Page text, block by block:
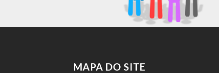
MAPA DO SITE